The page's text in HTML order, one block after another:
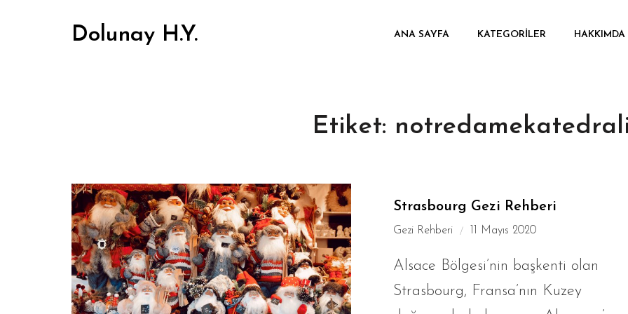
Dolunay H.Y. ANA SAYFA KATEGORILER HAKKIMDA
Etiket:
Strasbourg Gezi Rehberi
Gezi Rehberi 11 Mayıs 2020
Alsace Bölgesi’nin başkenti olan
Strasbourg, Fransa’nın Kuzey